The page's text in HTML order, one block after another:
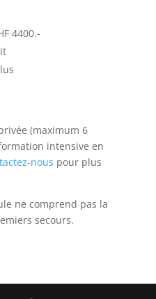
4400.-
(maximum 6
intensive en
nous pour plus
ne comprend pas la
secours.